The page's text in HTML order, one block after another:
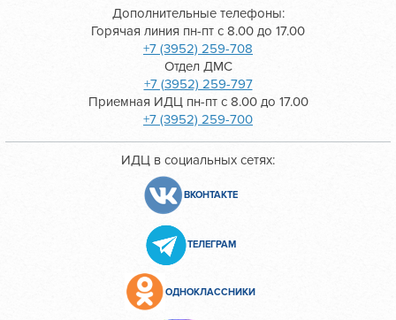
Дополнительные телефоны:
Горячая линия пн-пт с 8.00 до 17.00
+7 (3952) 259-708
Отдел ДМС
+7 (3952) 259-797
Приемная ИДЦ пн-пт с 8.00 до 17.00
+7 (3952) 259-700
ИДЦ в социальных сетях:
ВКОНТАКТЕ
ТЕЛЕГРАМ
ОДНОКЛАССНИКИ